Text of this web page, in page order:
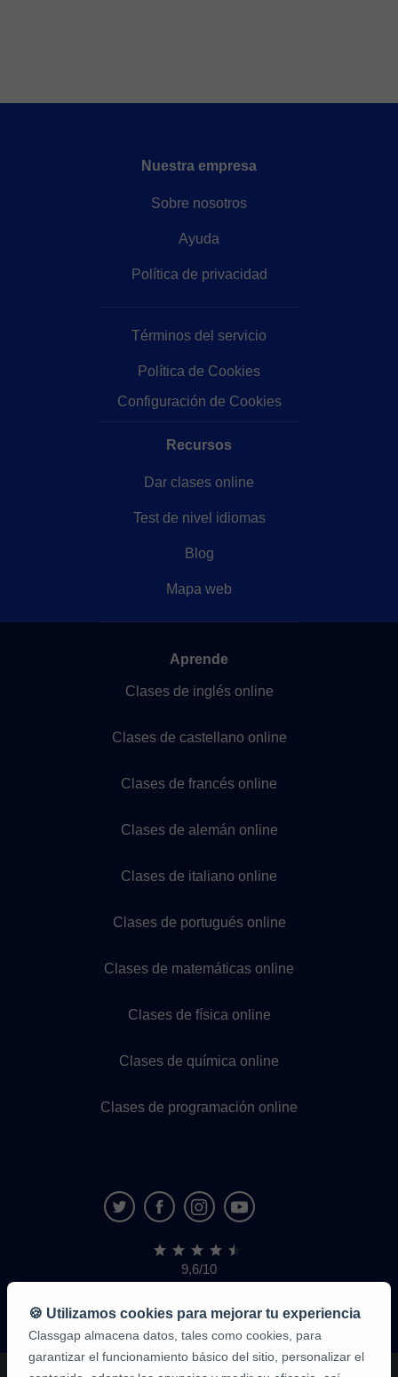
Nuestra empresa
Sobre nosotros
Ayuda
Política de privacidad
Términos del servicio
Política de Cookies
Configuración de Cookies
Recursos
Dar clases online
Test de nivel idiomas
Blog
Mapa web
Aprende
Clases de inglés online
Clases de castellano online
Clases de francés online
Clases de alemán online
Clases de italiano online
Clases de portugués online
Clases de matemáticas online
Clases de física online
Clases de química online
Clases de programación online
9,6/10
1.339.284
de
alumnos
🍪 Utilizamos cookies para mejorar tu experiencia
Classgap almacena datos, tales como cookies, para
garantizar el funcionamiento básico del sitio, personalizar el